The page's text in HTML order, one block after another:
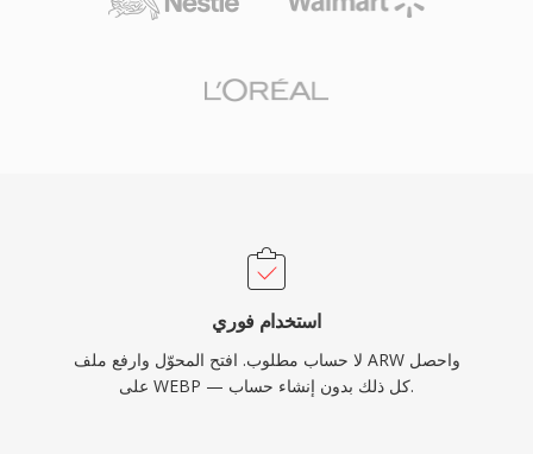
استخدام فوري
لا حساب مطلوب. افتح المحوّل وارفع ملف ARW واحصل
على WEBP — كل ذلك بدون إنشاء حساب.